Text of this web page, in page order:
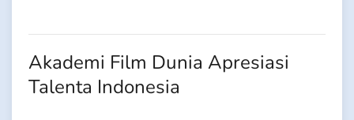
Akademi Film Dunia Apresiasi
Talenta Indonesia